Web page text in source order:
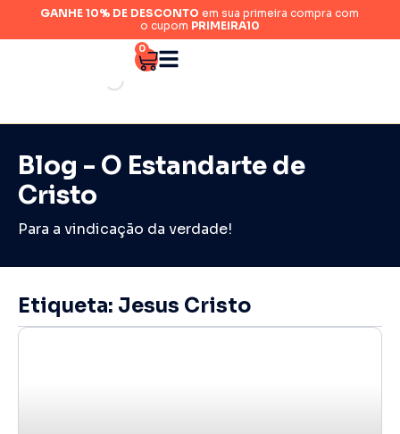
GANHE 10% DE DESCONTO em sua primeira compra com
o cupom PRIMEIRA10
0
Blog - O Estandarte de
Cristo
Para a vindicação da verdade!
Etiqueta: Jesus Cristo